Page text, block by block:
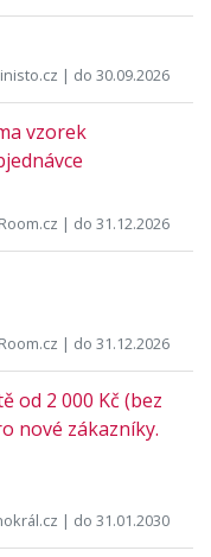
| do 30.09.2026
vzorek
| do 31.12.2026
| do 31.12.2026
od 2 000 Kč (bez
nové zákazníky.
| do 31.01.2030